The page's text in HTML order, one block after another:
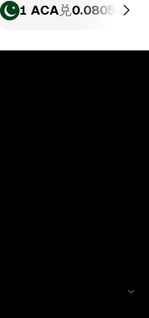
1 ACA兑0.080588